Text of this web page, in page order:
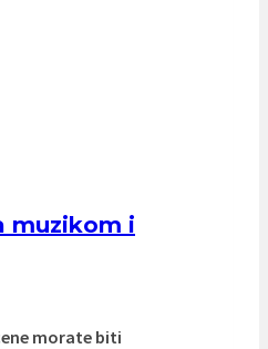
muzikom i
morate biti